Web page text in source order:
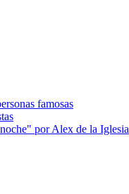
famosas
por Alex de la Iglesia